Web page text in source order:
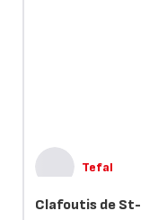
Tefal
Clafoutis de St-